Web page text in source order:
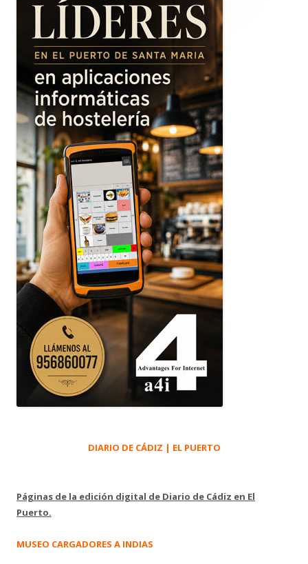
principal
DIARIO DE CÁDIZ | EL PUERTO
Páginas de la edición digital de Diario de Cádiz en El
Puerto.
MUSEO CARGADORES A INDIAS